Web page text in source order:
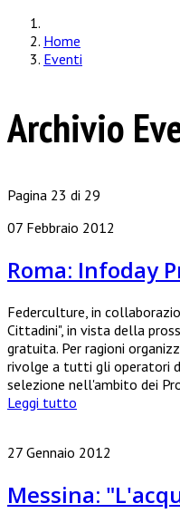
Home
Eventi
Archivio
Pagina 23 di 29
07 Febbraio 2012
Roma: Infoday
Federculture, in
Cittadini", in vista della
gratuita. Per ragioni
rivolge a tutti gli operatori
selezione nell'ambito dei
Leggi tutto
27 Gennaio 2012
Messina: